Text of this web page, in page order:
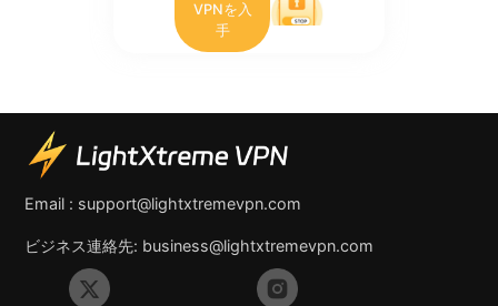
VPNを入
手
Email : support@lightxtremevpn.com
ビジネス連絡先: business@lightxtremevpn.com